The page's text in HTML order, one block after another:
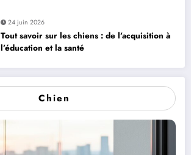
adaptés
24 juin 2026
Tout savoir sur les chiens : de l’acquisition à
l’éducation et la santé
Chien